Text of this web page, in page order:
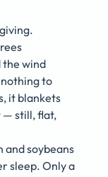
the wind
to
it blankets
— still, flat,
and soybeans
sleep. Only a